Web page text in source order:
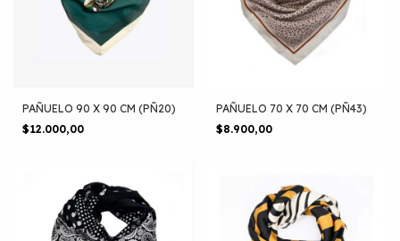
PAÑUELO 90 X 90 CM (PÑ20)
$12.000,00
PAÑUELO 70 X 70 CM (PÑ43)
$8.900,00